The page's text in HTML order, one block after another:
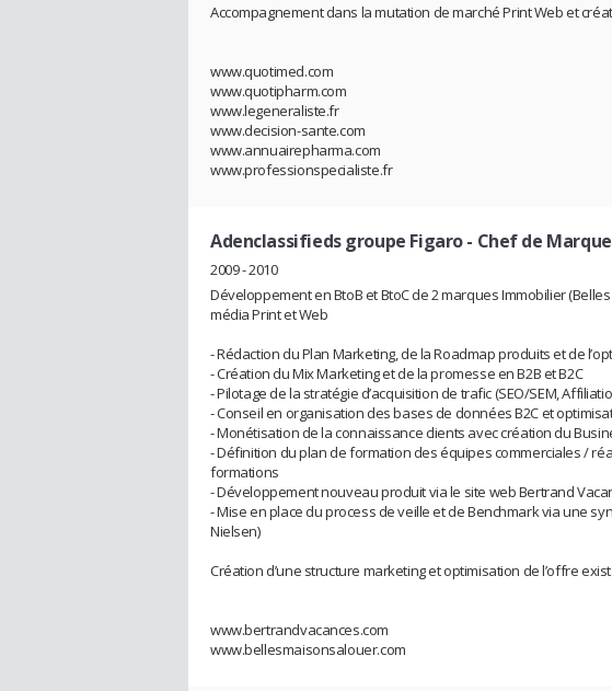
Accompagnement dans la mutation de marché Print Web et
www.quotimed.com
www.quotipharm.com
www.legeneraliste.fr
www.decision-sante.com
www.annuairepharma.com
www.professionspecialiste.fr
Adenclassifieds groupe Figaro- Chef de
2009 - 2010
Développement en BtoB et BtoC de 2 marques Immobilier
média Print et Web
- Rédaction du Plan Marketing, de la Roadmap produits et de
- Création du Mix Marketing et de la promesse en B2B et B2C
- Pilotage de la stratégie d’acquisition de trafic (SEO/SEM,
- Conseil en organisation des bases de données B2C et
- Monétisation de la connaissance clients avec création du
- Définition du plan de formation des équipes commerciales /
formations
- Développement nouveau produit via le site web Bertrand
- Mise en place du process de veille et de Benchmark via une
Nielsen)
Création d’une structure marketing et optimisation de l’offre
www.bertrandvacances.com
www.bellesmaisonsalouer.com